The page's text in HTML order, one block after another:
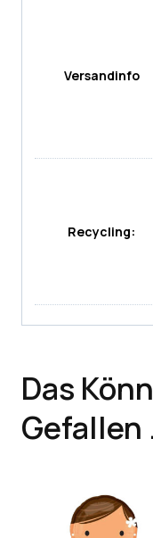
Versandinfo
Recycling:
Das
Gefallen